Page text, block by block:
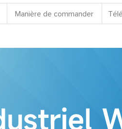
Manière de commander